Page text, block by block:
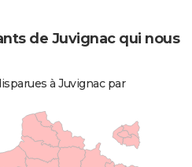
de Juvignac qui nous
à Juvignac par